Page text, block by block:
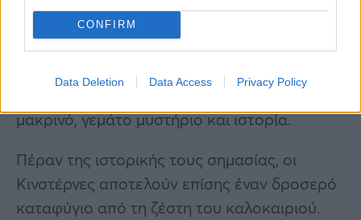
CONFIRM
Data Deletion Data Access Privacy Policy
τέτοιο εκπληκτικό έργο πολιτικής μηχανικής.
Η περιήγηση στους σκοτεινούς διαδρόμους
και τις εντυπωσιακές αίθουσες των
Κινστέρνων θα σας μεταφέρει σε έναν κόσμο
μακρινό, γεμάτο μυστήριο και ιστορία.
Πέραν της ιστορικής τους σημασίας, οι
Κινστέρνες αποτελούν επίσης έναν δροσερό
καταφύγιο από τη ζέστη του καλοκαιριού.